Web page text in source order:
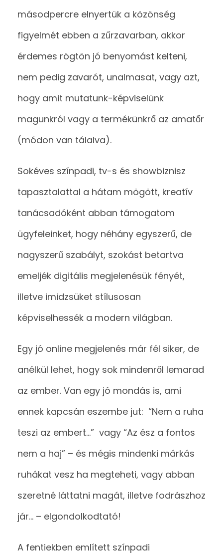
másodpercre elnyertük a közönség
figyelmét ebben a zűrzavarban, akkor
érdemes rögtön jó benyomást kelteni,
nem pedig zavarót, unalmasat, vagy azt,
hogy amit mutatunk-képviselünk
magunkról vagy a termékünkrő az amatőr
(módon van tálalva).
Sokéves színpadi, tv-s és showbiznisz
tapasztalattal a hátam mögött, kreatív
tanácsadóként abban támogatom
ügyfeleinket, hogy néhány egyszerű, de
nagyszerű szabályt, szokást betartva
emeljék digitális megjelenésük fényét,
illetve imidzsüket stílusosan
képviselhessék a modern világban.
Egy jó online megjelenés már fél siker, de
anélkül lehet, hogy sok mindenről lemarad
az ember. Van egy jó mondás is, ami
ennek kapcsán eszembe jut: “Nem a ruha
teszi az embert…” vagy “Az ész a fontos
nem a haj” – és mégis mindenki márkás
ruhákat vesz ha megteheti, vagy abban
szeretné láttatni magát, illetve fodrászhoz
jár… – elgondolkodtató!
A fentiekben említett színpadi